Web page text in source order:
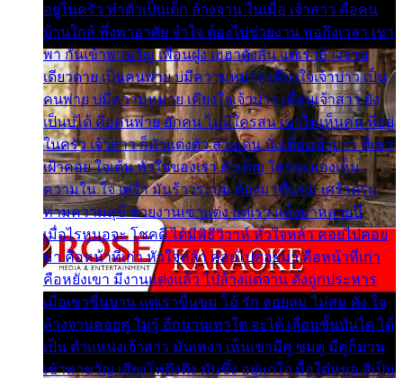
อยู่ในครัว ทำตัวเป็นเด็ก ล้างจาน ในเมื่อ เจ้าสาว คือคน
บ้านใกล้ พึ่งพาอาศัย จำใจ ต้องไปช่วยงาน พอถึงเวลา เขา
พา กันเข้าพาขวัญ เพื่อนฝูง เฮฮาดังลั่น แต่เราล้างจาน
เดียวดาย เป็นคนพ่าย บ่มีความหมาย เคียงใจเจ้าบ่าว เป็น
คนพ่าย บ่มีความหมาย เคียงใจเจ้าบ่าว เพื่อนเจ้าสาว ยัง
เป็นบ่ได้ คือคนพ่าย ฮักคน ไม่มีใครสน เขาไม่เห็นคน ที่อยู่
ในครัว เจ้าสาว ก็มัวแต่งตัว สวยเด่น นั่งเคียงเจ้าบ่าว ที่เขา
เฝ้าคอย ใจเต้น หัวใจของเรา ลำเค็ญ ใครจะมองเห็น
ความใน ใจ เศร้า มันร้าวระบม ต้องมาขื่นขม เศร้าตรม
ท่ามความสุขี ช่วยงานเขาแต่ง แต่เรา แล้งมาหลายปี
เมื่อไรหนอจะ โชคดี ได้มีพิธีวิวาห์ หัวใจหล้า คอยไปคอย
มา คือหน้าที่เก่า หัวใจหล้า คอยไปคอยมา คือหน้าที่เก่า
คือหยังเขา มีงานแต่งแล้ว ไปล้างแต่จาน ดั่งถูกประหาร
เมื่อเขาชื่นบาน แต่เราขื่นขม โอ้ รัก ลอยลม ไม่สม ดัง ใจ
ล้างจานคอยคู่ ไม่รู้ อีกนานเท่าใด จะได้ เลื่อนขั้นบันได ได้
เป็น ตำแหน่งเจ้าสาว มันเหงา เห็นเขามีคู่ ซมดู มีคู่ก็ม่วน
เข้าพาขวัญ เสียงโห่ตึงตึง มันซึ้ง อยู่แก่ใจ มื้อใด๋หนอ สิเป็น